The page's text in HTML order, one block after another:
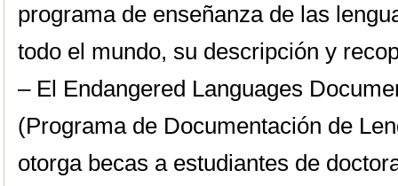
programa de enseñanza de las
todo el mundo, su descripción y
– El Endangered Languages
(Programa de Documentación de
otorga becas a estudiantes de